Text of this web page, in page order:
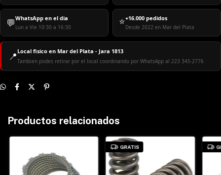
💬WhatsApp en el dia
Lun a Vie 10:30 a 16:30
⭐+16.000 pedidos
Desde 2022 en Mar del Plata
📍 Local fisico en Mar del Plata - Jara 1813
Tambien podes retirar por el local coordinando por WhatsApp al 223 345-2776
Productos relacionados
GRATIS